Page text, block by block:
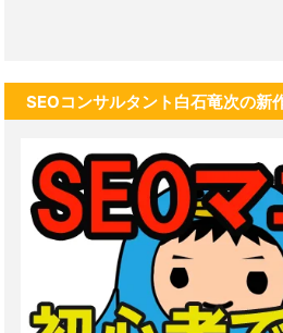
SEOコンサルタント白石竜次の新